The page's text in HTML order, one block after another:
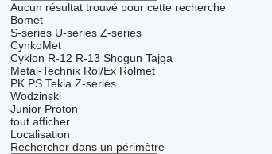
Aucun résultat trouvé pour cette recherche
Bomet
S-series U-series Z-series
CynkoMet
Cyklon R-12 R-13 Shogun Tajga
Metal-Technik Rol/Ex Rolmet
PK PS Tekla Z-series
Wodzinski
Junior Proton
tout afficher
Localisation
Rechercher dans un périmètre